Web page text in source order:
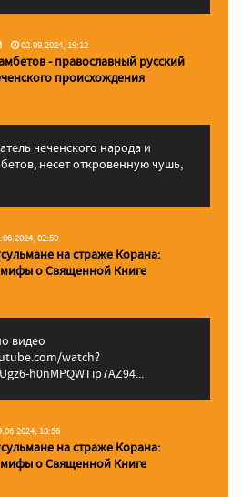
02.09.2024, 19:12
- православный русский
происхождения
чеченского народа и
несет откровенную чушь,
02:50
на страже Корана:
мифы о Священной Книге
видео
watch?
h0nMPQWTip7AZ94...
18:56
на страже Корана:
мифы о Священной Книге